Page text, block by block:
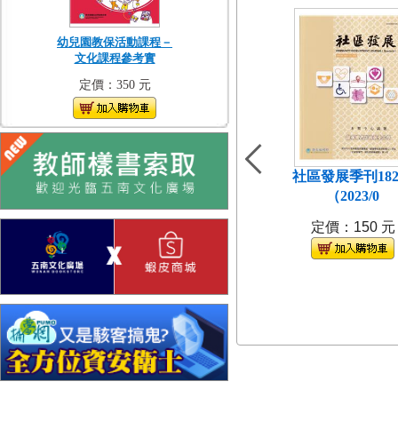
幼兒園教保活動課程－
文化課程參考實
定價：350 元
社區發展季刊
（2023/0
定價：150 元